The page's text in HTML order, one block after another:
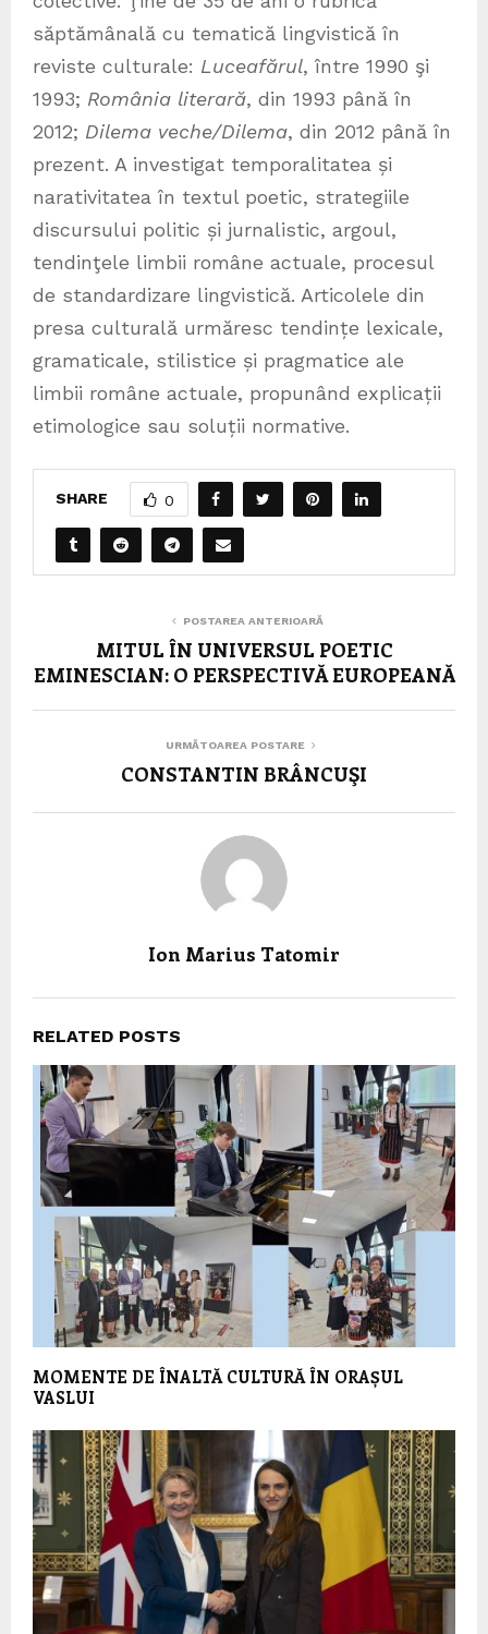
săptămânală cu tematică lingvistică în
reviste culturale: Luceafărul, între 1990 şi
1993; România literară, din 1993 până în
2012; Dilema veche/Dilema, din 2012 până în
prezent. A investigat temporalitatea și
narativitatea în textul poetic, strategiile
discursului politic și jurnalistic, argoul,
tendinţele limbii române actuale, procesul
de standardizare lingvistică. Articolele din
presa culturală urmăresc tendințe lexicale,
gramaticale, stilistice și pragmatice ale
limbii române actuale, propunând explicații
etimologice sau soluții normative.
SHARE 0
POSTAREA ANTERIOARĂ
MITUL ÎN UNIVERSUL POETIC
EMINESCIAN: O PERSPECTIVĂ EUROPEANĂ
URMĂTOAREA POSTARE
CONSTANTIN BRÂNCUŞI
Ion Marius Tatomir
RELATED POSTS
MOMENTE DE ÎNALTĂ CULTURĂ ÎN ORAȘUL
VASLUI